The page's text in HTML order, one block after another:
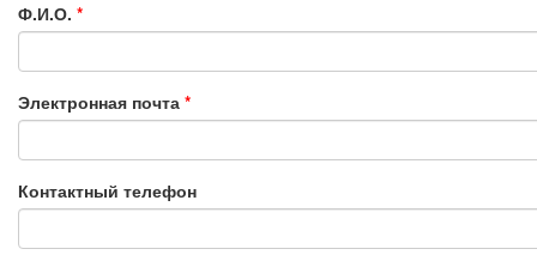
Ф.И.О. *
Электронная почта *
Контактный телефон